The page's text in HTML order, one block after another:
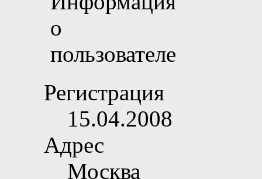
Регистрация
15.04.2008
Адрес
Москва